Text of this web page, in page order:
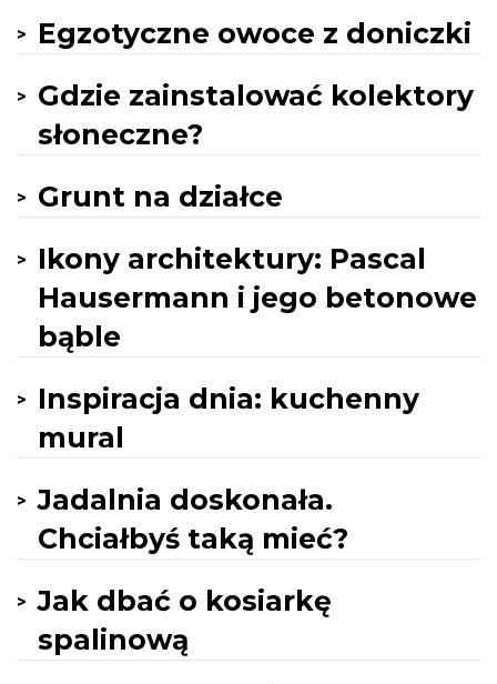
Egzotyczne owoce z doniczki
Gdzie zainstalować kolektory
słoneczne?
Grunt na działce
Ikony architektury: Pascal
Hausermann i jego betonowe
bąble
Inspiracja dnia: kuchenny
mural
Jadalnia doskonała.
Chciałbyś taką mieć?
Jak dbać o kosiarkę
spalinową